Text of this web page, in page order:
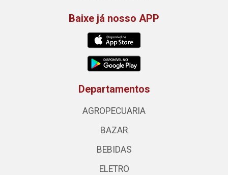
Baixe já nosso APP
Departamentos
AGROPECUARIA
BAZAR
BEBIDAS
ELETRO